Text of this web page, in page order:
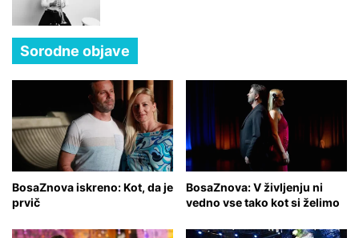
Sorodne objave
BosaZnova iskreno: Kot, da je
prvič
BosaZnova: V življenju ni
vedno vse tako kot si želimo